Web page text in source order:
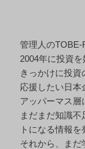
管理人のTOBE-
2004年に投資
きっかけに投
応援したい日本
アッパーマス層
まだまだ知識
トになる情報を
それから、まだ